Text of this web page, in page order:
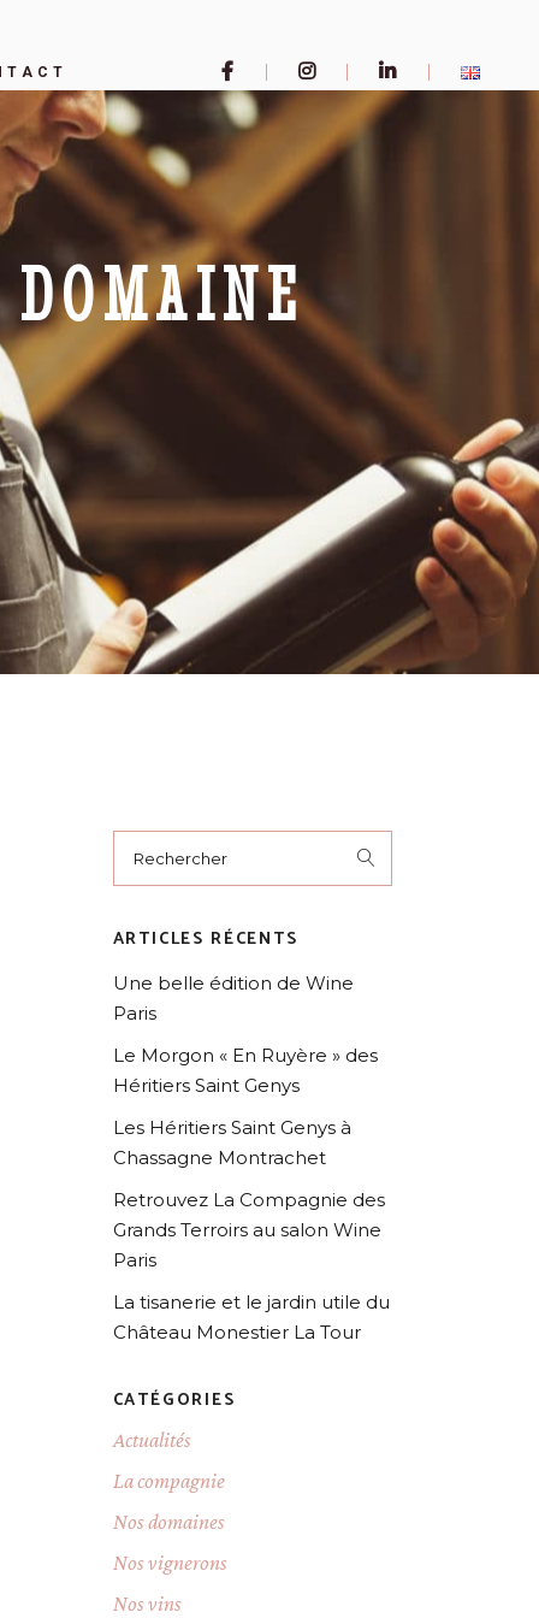
ARTICLES RÉCENTS
Une belle édition de Wine
Paris
Le Morgon « En Ruyère » des
Héritiers Saint Genys
Les Héritiers Saint Genys à
Chassagne Montrachet
Retrouvez La Compagnie des
Grands Terroirs au salon Wine
Paris
La tisanerie et le jardin utile du
Château Monestier La Tour
CATÉGORIES
Actualités
La compagnie
Nos domaines
Nos vignerons
Nos vins